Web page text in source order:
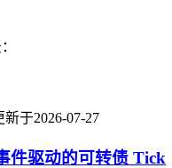
新于2026-07-27
件驱动的可转债 Tick